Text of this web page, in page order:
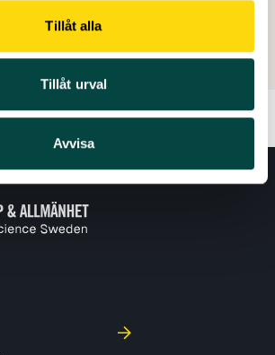
Tillåt alla
Tillåt urval
Avvisa
2025
2026